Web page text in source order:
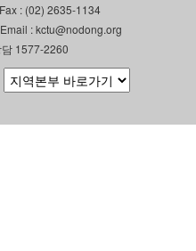
: (02) 2635-1134
: kctu@nodong.org
1577-2260